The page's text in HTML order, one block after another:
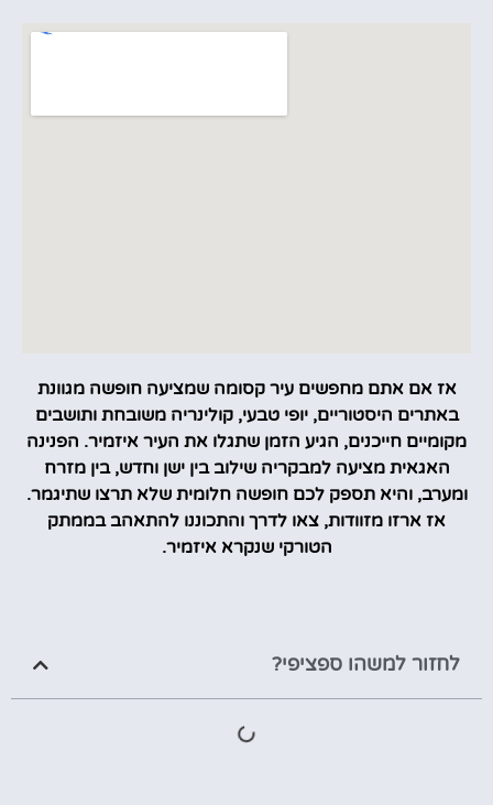
אז אם אתם מחפשים עיר קסומה שמציעה חופשה מגוונת
באתרים היסטוריים, יופי טבעי, קולינריה משובחת ותושבים
מקומיים חייכנים, הגיע הזמן שתגלו את העיר איזמיר. הפנינה
האגאית מציעה למבקריה שילוב בין ישן וחדש, בין מזרח
ומערב, והיא תספק לכם חופשה חלומית שלא תרצו שתיגמר.
אז ארזו מזוודות, צאו לדרך והתכוננו להתאהב בממתק
הטורקי שנקרא איזמיר.
לחזור למשהו ספציפי?